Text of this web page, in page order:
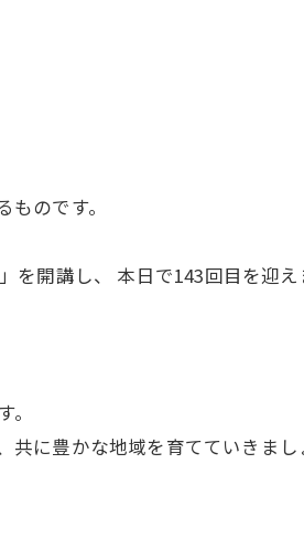
のです。
開講し、 本日で143回目を迎え
に豊かな地域を育てていきまし